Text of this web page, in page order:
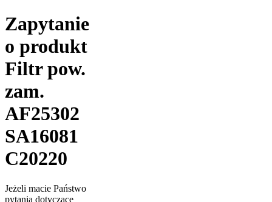
Zapytanie
o produkt
Filtr pow.
zam.
AF25302
SA16081
C20220
Jeżeli macie Państwo
pytania dotyczące